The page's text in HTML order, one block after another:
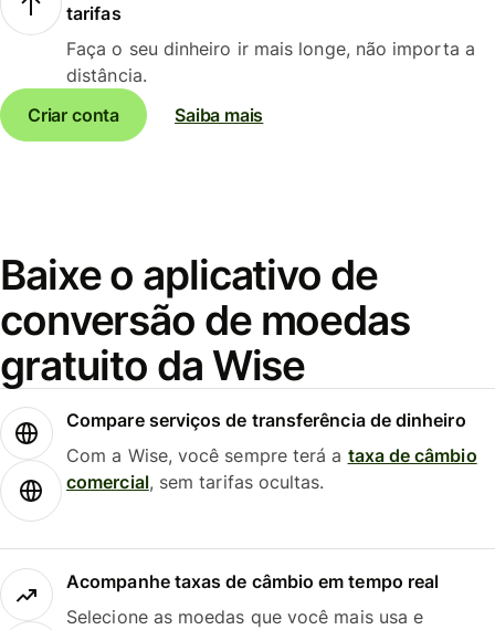
tarifas
Faça o seu dinheiro ir mais longe, não importa a
distância.
Criar conta
Saiba mais
Baixe o aplicativo de
conversão de moedas
gratuito da Wise
Compare serviços de transferência de dinheiro
Com a Wise, você sempre terá a taxa de câmbio
comercial, sem tarifas ocultas.
Acompanhe taxas de câmbio em tempo real
Selecione as moedas que você mais usa e